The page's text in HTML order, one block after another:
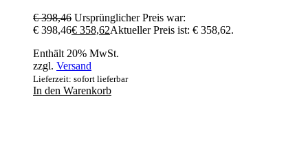
€398,46 Ursprünglicher Preis war:
€ 398,46€ 358,62Aktueller Preis ist: € 358,62.
Enthält 20% MwSt.
zzgl. Versand
Lieferzeit: sofort lieferbar
In den Warenkorb